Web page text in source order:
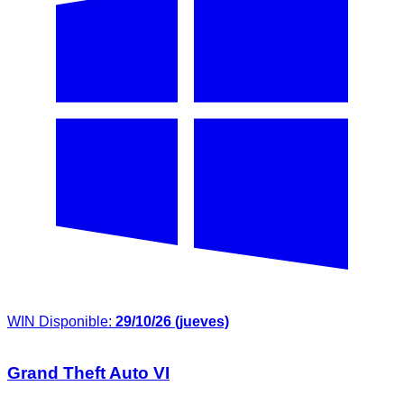
WIN Disponible: 29/10/26 (jueves)
Grand Theft Auto VI